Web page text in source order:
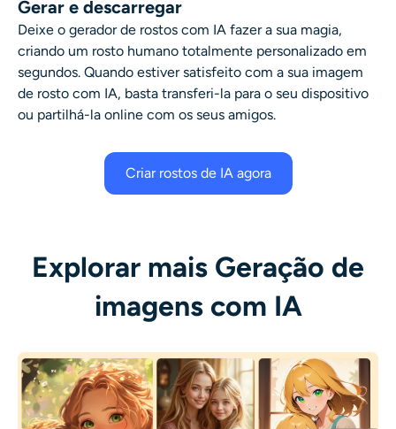
Gerar e descarregar
Deixe o gerador de rostos com IA fazer a sua magia,
criando um rosto humano totalmente personalizado em
segundos. Quando estiver satisfeito com a sua imagem
de rosto com IA, basta transferi-la para o seu dispositivo
ou partilhá-la online com os seus amigos.
Criar rostos de IA agora
Explorar mais Geração de
imagens com IA